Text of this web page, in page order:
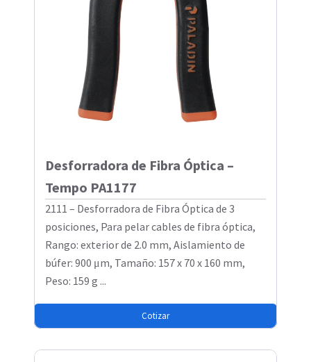
Desforradora de Fibra Óptica –
Tempo PA1177
2111 – Desforradora de Fibra Óptica de 3
posiciones, Para pelar cables de fibra óptica,
Rango: exterior de 2.0 mm, Aislamiento de
búfer: 900 μm, Tamaño: 157 x 70 x 160 mm,
Peso: 159 g ...
Cotizar